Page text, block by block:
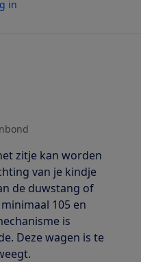
in
zitje kan worden
van je kindje
de duwstang of
105 en
is
Deze wagen is te